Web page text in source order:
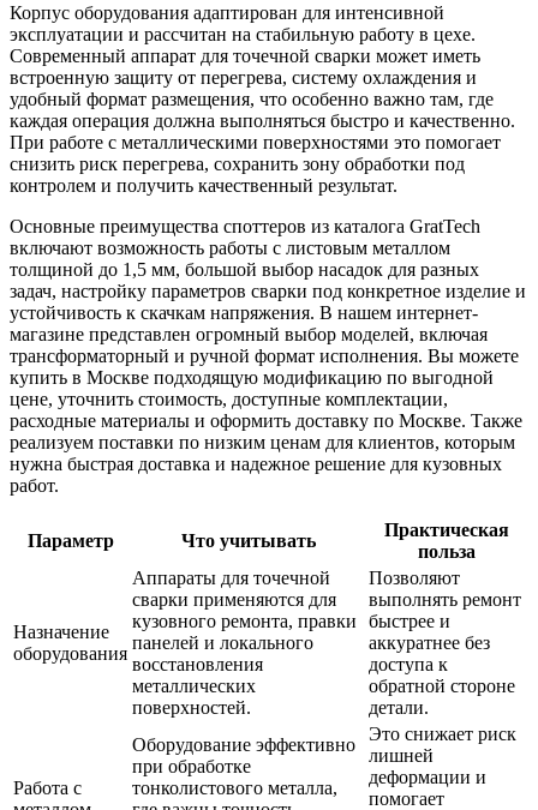
Корпус оборудования адаптирован для интенсивной
эксплуатации и рассчитан на стабильную работу в цехе.
Современный аппарат для точечной сварки может иметь
встроенную защиту от перегрева, систему охлаждения и
удобный формат размещения, что особенно важно там, где
каждая операция должна выполняться быстро и качественно.
При работе с металлическими поверхностями это помогает
снизить риск перегрева, сохранить зону обработки под
контролем и получить качественный результат.
Основные преимущества споттеров из каталога GratTech
включают возможность работы с листовым металлом
толщиной до 1,5 мм, большой выбор насадок для разных
задач, настройку параметров сварки под конкретное изделие и
устойчивость к скачкам напряжения. В нашем интернет-
магазине представлен огромный выбор моделей, включая
трансформаторный и ручной формат исполнения. Вы можете
купить в Москве подходящую модификацию по выгодной
цене, уточнить стоимость, доступные комплектации,
расходные материалы и оформить доставку по Москве. Также
реализуем поставки по низким ценам для клиентов, которым
нужна быстрая доставка и надежное решение для кузовных
работ.
Параметр Что учитывать
Практическая
польза
Назначение
оборудования
Аппараты для точечной
сварки применяются для
кузовного ремонта, правки
панелей и локального
восстановления
металлических
поверхностей.
Позволяют
выполнять ремонт
быстрее и
аккуратнее без
доступа к
обратной стороне
детали.
Работа с
Оборудование эффективно
при обработке
тонколистового металла,
Это снижает риск
лишней
деформации и
помогает